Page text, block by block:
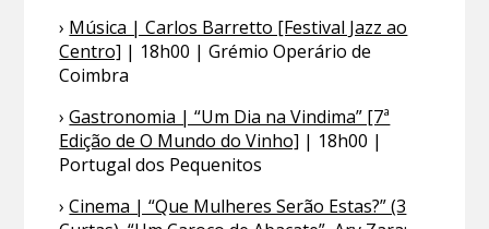
› Música | Carlos Barretto [Festival Jazz ao
Centro] | 18h00 | Grémio Operário de
Coimbra
›Gastronomia | “Um Dia na Vindima” [7ª
Edição de O Mundo do Vinho] | 18h00 |
Portugal dos Pequenitos
›Cinema | “Que Mulheres Serão Estas?” (3